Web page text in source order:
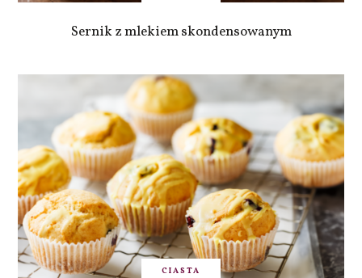
Sernik z mlekiem skondensowanym
CIASTA